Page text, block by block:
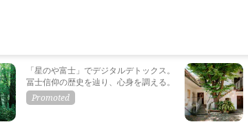
「星のや富士」でデジタルデトックス。
冨士信仰の歴史を辿り、心身を調える。